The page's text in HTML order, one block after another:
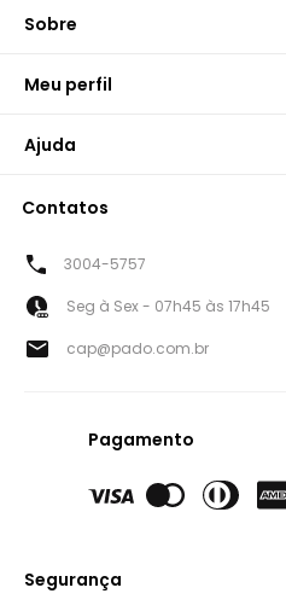
Sobre
Meu perfil
Ajuda
Contatos
3004-5757
Seg à Sex - 07h45 às 17h45
cap@pado.com.br
Pagamento
Segurança